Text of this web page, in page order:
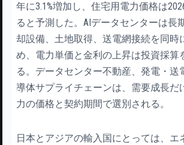
年に3.1%増加し、住宅用電力価格は
ると予測した。AIデータセンターは長
却設備、土地取得、送電網接続を同時
め、電力単価と金利の上昇は投資採算
る。データセンター不動産、発電・送
導体サプライチェーンは、需要成長だ
力の価格と契約期間で選別される。
日本とアジアの輸入国にとっては、エ